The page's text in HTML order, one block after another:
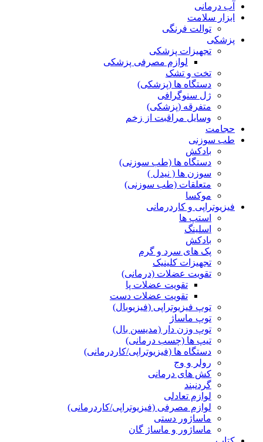
آب درمانی
ابزار سلامت
توالت فرنگی
پزشکی
تجهیزات پزشکی
لوازم مصرفی پزشکی
تخت و تشک
دستگاه ها (پزشکی)
ژل سنوگرافی
متفرقه (پزشکی)
وسایل مراقبت از زخم
حجامت
طب سوزنی
بادکش
دستگاه ها (طب سوزنی)
سوزن ها ( نیدل )
متعلقات (طب سوزنی)
موکسا
فیزیوتراپی و کاردرمانی
استپ ها
اسلینگ
بادکش
پک های سرد و گرم
تجهیزات کلینیک
تقویت عضلات (درمانی)
تقویت عضلات پا
تقویت عضلات دست
توپ فیزیوتراپی (فیزیوبال)
توپ ماساژ
توپ وزن دار (مدیسن بال)
تیپ ها (چسب درمانی)
دستگاه ها (فیزیوتراپی/کاردرمانی)
رولر و وج
کش های درمانی
گردنبند
لوازم تعادلی
لوازم مصرفی (فیزیوتراپی/کاردرمانی)
ماساژور دستی
ماساژور و ماساژ گان